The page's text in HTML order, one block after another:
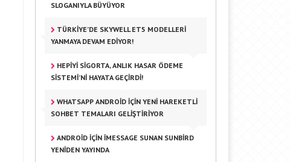
SLOGANIYLA BÜYÜYOR
TÜRKIYE’DE SKYWELL ET5 MODELLERI
YANMAYA DEVAM EDIYOR!
HEPIYI SIGORTA, ANLIK HASAR ÖDEME
SISTEMI’NI HAYATA GEÇIRDI!
WHATSAPP ANDROID IÇIN YENI HAREKETLI
SOHBET TEMALARI GELIŞTIRIYOR
ANDROID IÇIN IMESSAGE SUNAN SUNBIRD
YENIDEN YAYINDA